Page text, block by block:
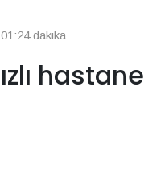
dakika
hastane